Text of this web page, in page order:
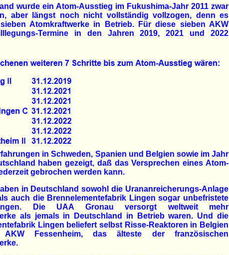
wurde ein Atom-Ausstieg im Fukushima-Jahr 2011 zwar
aber längst noch nicht vollständig vollzogen, denn es
Atomkraftwerke in Betrieb. Für diese sieben AKW
Termine in den Jahren 2019, 2021 und 2022
in Schweden, Spanien und Belgien sowie im Jahr
haben gezeigt, daß das Versprechen eines Atom-
gebrochen werden kann.
in Deutschland sowohl die Urananreicherungs-Anlage
auch die Brennelementefabrik Lingen sogar unbefristete
Die UAA Gronau versorgt weltweit mehr
als jemals in Deutschland in Betrieb waren. Und die
Lingen beliefert selbst Risse-Reaktoren in Belgien
Fessenheim, das älteste der französischen